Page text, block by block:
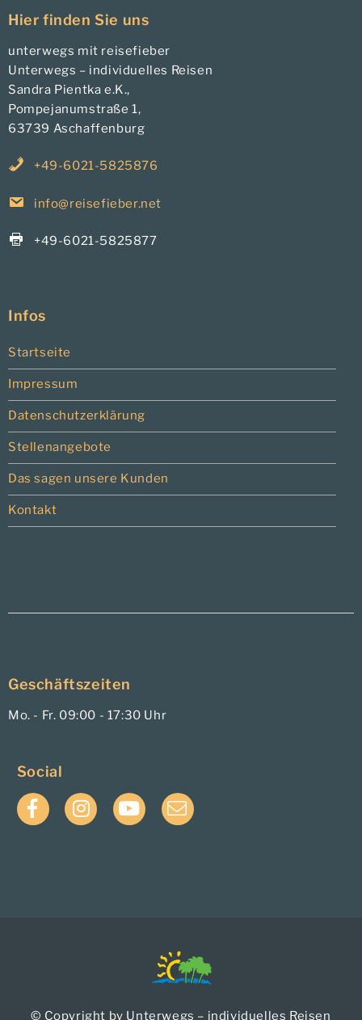
Hier finden Sie uns
unterwegs mit reisefieber
Unterwegs – individuelles Reisen
Sandra Pientka e.K.,
Pompejanumstraße 1,
63739 Aschaffenburg
+49-6021-5825876
info@reisefieber.net
+49-6021-5825877
Infos
Startseite
Impressum
Datenschutzerklärung
Stellenangebote
Das sagen unsere Kunden
Kontakt
Geschäftszeiten
Mo. - Fr. 09:00 - 17:30 Uhr
Social
FacebookInstagramYouTubeE-
Mail
© Copyright by Unterwegs – individuelles Reisen